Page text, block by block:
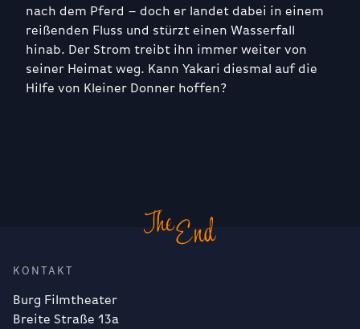
nach dem Pferd – doch er landet dabei in einem
reißenden Fluss und stürzt einen Wasserfall
hinab. Der Strom treibt ihn immer weiter von
seiner Heimat weg. Kann Yakari diesmal auf die
Hilfe von Kleiner Donner hoffen?
KONTAKT
Burg Filmtheater
Breite Straße 13a